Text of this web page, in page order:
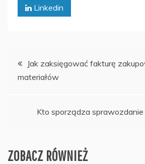
Linkedin
Nawigacja
Jak zaksięgować fakturę
materiałów
Kto sporządza sprawozdanie
ZOBACZ RÓWNIEŻ